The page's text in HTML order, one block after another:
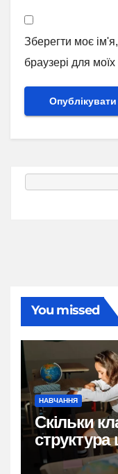
Зберегти моє
браузері для
You missed
НАВЧАННЯ
Скільки